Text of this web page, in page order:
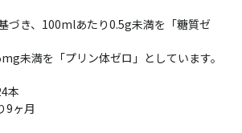
づき、100mlあたり0.5g未満を「糖質ゼ
未満を「プリン体ゼロ」としています。
本
9ヶ月